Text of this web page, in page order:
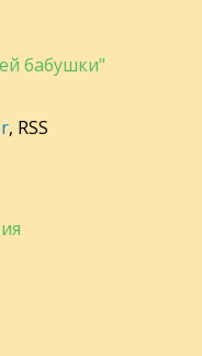
бабушки"
, RSS